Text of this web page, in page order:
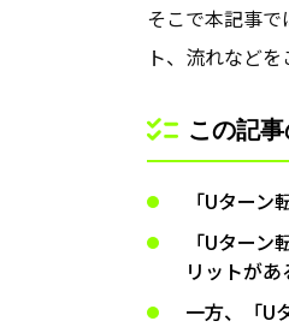
そこで本記事
ト、流れなど
この記
「Uター
「Uター
リットがあ
一方、「U